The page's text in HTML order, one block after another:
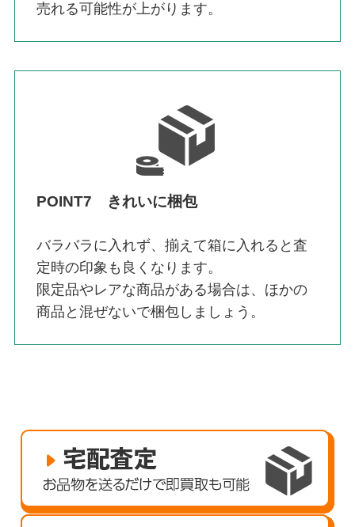
売れる可能性が上がります。
POINT7 きれいに梱包
バラバラに入れず、揃えて箱に入れると査
定時の印象も良くなります。
限定品やレアな商品がある場合は、ほかの
商品と混ぜないで梱包しましょう。